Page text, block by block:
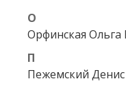
O
Орфинская Ольга
П
Пежемский